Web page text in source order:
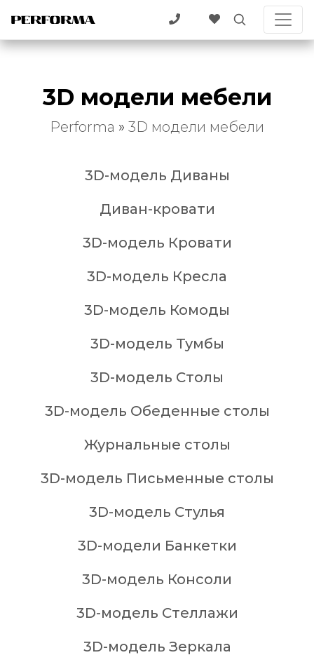
3D модели мебели
Performa » 3D модели мебели
3D-модель Диваны
Диван-кровати
3D-модель Кровати
3D-модель Кресла
3D-модель Комоды
3D-модель Тумбы
3D-модель Столы
3D-модель Обеденные столы
Журнальные столы
3D-модель Письменные столы
3D-модель Стулья
3D-модели Банкетки
3D-модель Консоли
3D-модель Стеллажи
3D-модель Зеркала